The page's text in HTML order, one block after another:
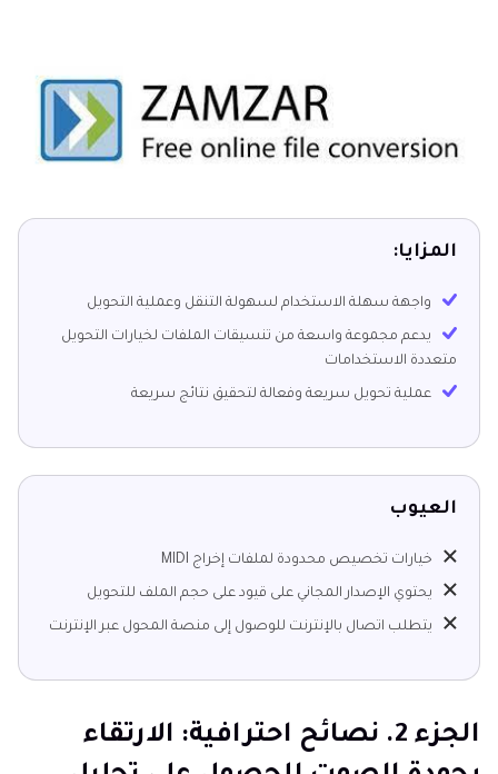
المزايا:
واجهة سهلة الاستخدام لسهولة التنقل وعملية التحويل
يدعم مجموعة واسعة من تنسيقات الملفات لخيارات التحويل
متعددة الاستخدامات
عملية تحويل سريعة وفعالة لتحقيق نتائج سريعة
العيوب
خيارات تخصيص محدودة لملفات إخراج MIDI
يحتوي الإصدار المجاني على قيود على حجم الملف للتحويل
يتطلب اتصال بالإنترنت للوصول إلى منصة المحول عبر الإنترنت
الجزء 2. نصائح احترافية: الارتقاء